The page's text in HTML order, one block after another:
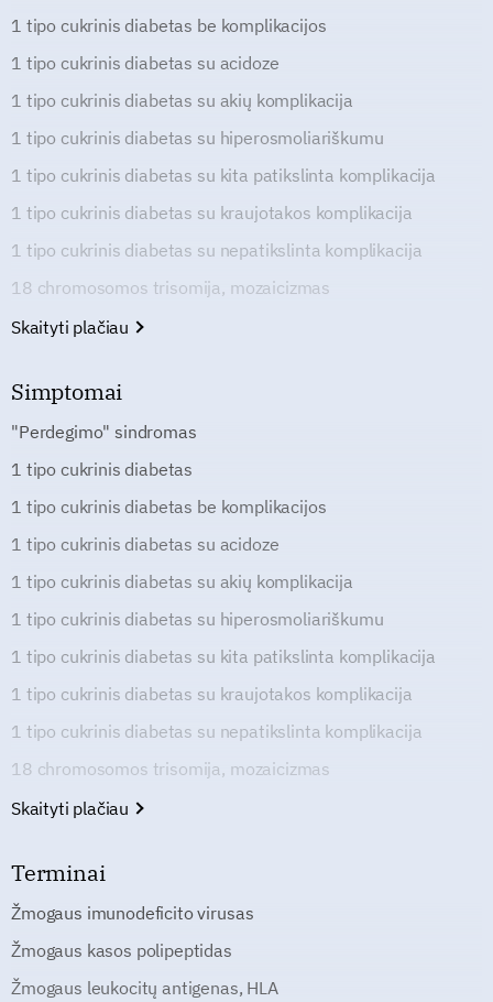
1 tipo cukrinis diabetas be komplikacijos
1 tipo cukrinis diabetas su acidoze
1 tipo cukrinis diabetas su akių komplikacija
1 tipo cukrinis diabetas su hiperosmoliariškumu
1 tipo cukrinis diabetas su kita patikslinta komplikacija
1 tipo cukrinis diabetas su kraujotakos komplikacija
1 tipo cukrinis diabetas su nepatikslinta komplikacija
18 chromosomos trisomija, mozaicizmas
Skaityti plačiau
Simptomai
"Perdegimo" sindromas
1 tipo cukrinis diabetas
1 tipo cukrinis diabetas be komplikacijos
1 tipo cukrinis diabetas su acidoze
1 tipo cukrinis diabetas su akių komplikacija
1 tipo cukrinis diabetas su hiperosmoliariškumu
1 tipo cukrinis diabetas su kita patikslinta komplikacija
1 tipo cukrinis diabetas su kraujotakos komplikacija
1 tipo cukrinis diabetas su nepatikslinta komplikacija
18 chromosomos trisomija, mozaicizmas
Skaityti plačiau
Terminai
Žmogaus imunodeficito virusas
Žmogaus kasos polipeptidas
Žmogaus leukocitų antigenas, HLA